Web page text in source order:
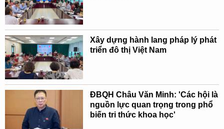
Xây dựng hành lang pháp lý phát
triển đô thị Việt Nam
ĐBQH Châu Văn Minh: 'Các hội là
nguồn lực quan trọng trong phổ
biến tri thức khoa học'